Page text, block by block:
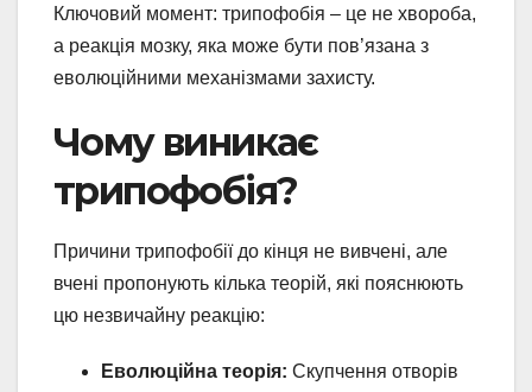
Ключовий момент: трипофобія – це не хвороба,
а реакція мозку, яка може бути пов’язана з
еволюційними механізмами захисту.
Чому виникає
трипофобія?
Причини трипофобії до кінця не вивчені, але
вчені пропонують кілька теорій, які пояснюють
цю незвичайну реакцію:
Еволюційна теорія: Скупчення отворів